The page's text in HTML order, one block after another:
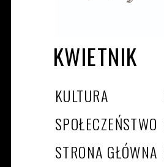
KWIETNIK
KULTURA
SPOŁECZEŃSTWO
STRONA GŁÓWNA